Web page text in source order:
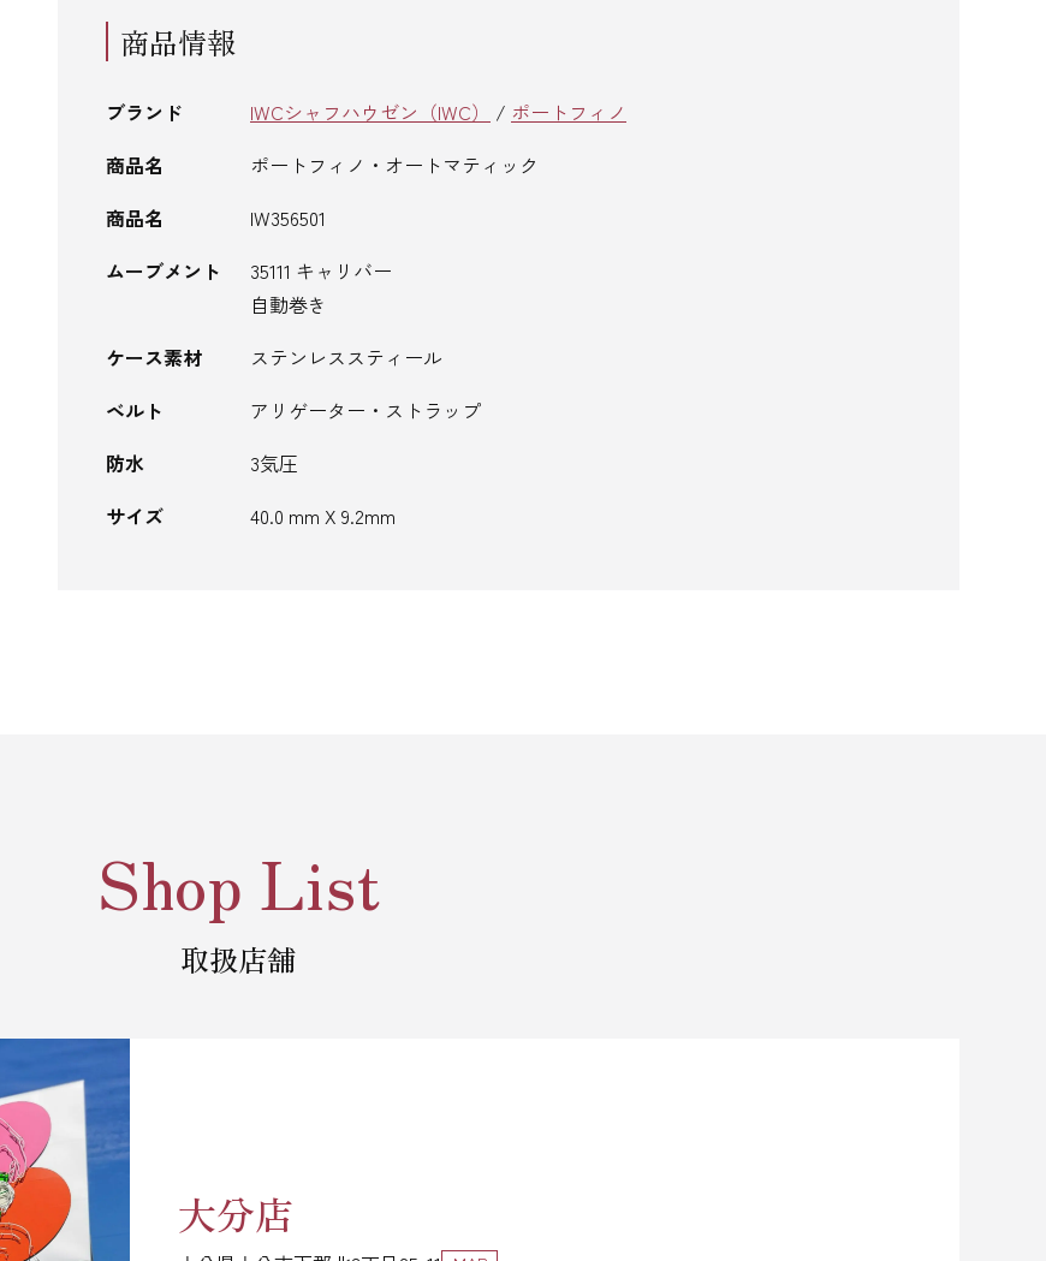
商品情報
ブランド IWCシャフハウゼン（IWC） / ポートフィノ
商品名
ポートフィノ・オートマティック
商品名
IW356501
ムーブメント
35111 キャリバー
自動巻き
ケース素材
ステンレススティール
ベルト
アリゲーター・ストラップ
防水
3気圧
サイズ
40.0 mm X 9.2mm
Shop List
取扱店舗
大分店